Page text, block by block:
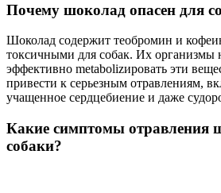
Почему шоколад опасен для
Шоколад содержит теобромин и
токсичными для собак. Их организмы
эффективно metabolizировать эти
привести к серьезным отравлениям,
учащенное сердцебиение и даже
Какие симптомы отравления
собаки?